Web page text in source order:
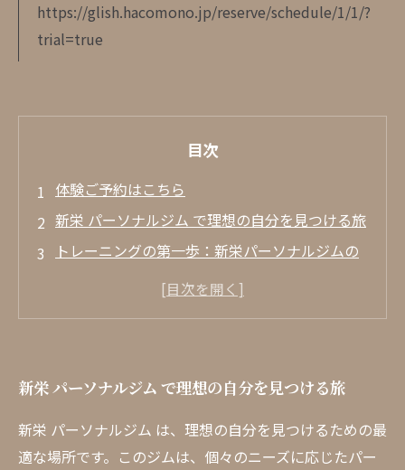
https://glish.hacomono.jp/reserve/schedule/1/1/?
trial=true
目次
体験ご予約はこちら
新栄 パーソナルジム で理想の自分を見つける旅
トレーニングの第一歩：新栄パーソナルジムの
メニューとは？
成果が実感できる！新栄パーソナルジムでの成
功事例
新栄 パーソナルジム で理想の自分を見つける旅
新栄 パーソナルジム は、理想の自分を見つけるための最
適な場所です。このジムは、個々のニーズに応じたパー